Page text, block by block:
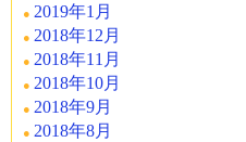
2019年1月
2018年12月
2018年11月
2018年10月
2018年9月
2018年8月